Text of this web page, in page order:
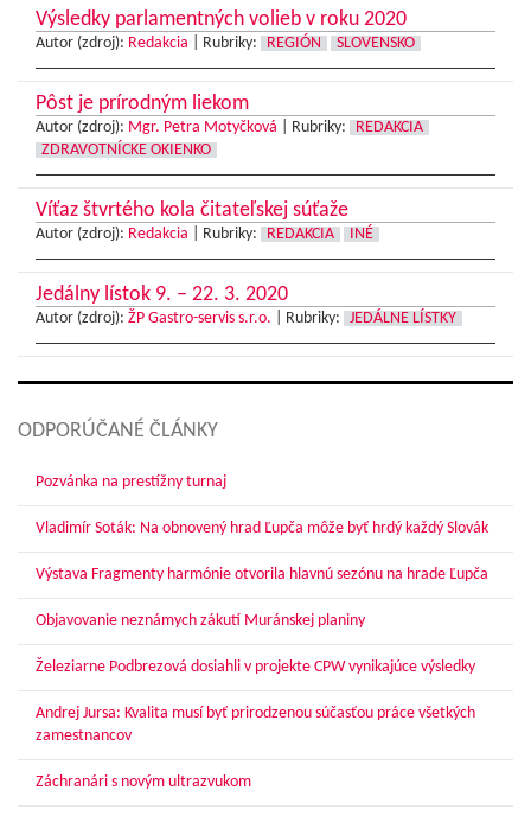
Výsledky parlamentných volieb v roku 2020
Autor (zdroj): Redakcia Rubriky: REGIÓN SLOVENSKO
Pôst je prírodným liekom
Autor (zdroj): Mgr. Petra Motyčková Rubriky:
REDAKCIA
ZDRAVOTNÍCKE OKIENKO
Víťaz štvrtého kola čitateľskej súťaže
Autor (zdroj): Redakcia Rubriky: REDAKCIA INÉ
Jedálny lístok 9. – 22. 3. 2020
Autor (zdroj): ŽP Gastro-servis s.r.o. Rubriky: JEDÁLNE LÍSTKY
ODPORÚČANÉ ČLÁNKY
Pozvánka na prestížny turnaj
Vladimír Soták: Na obnovený hrad Ľupča môže byť hrdý každý Slovák
Výstava Fragmenty harmónie otvorila hlavnú sezónu na hrade Ľupča
Objavovanie neznámych zákutí Muránskej planiny
Železiarne Podbrezová dosiahli v projekte CPW vynikajúce výsledky
Andrej Jursa: Kvalita musí byť prirodzenou súčasťou práce všetkých
zamestnancov
Záchranári s novým ultrazvukom